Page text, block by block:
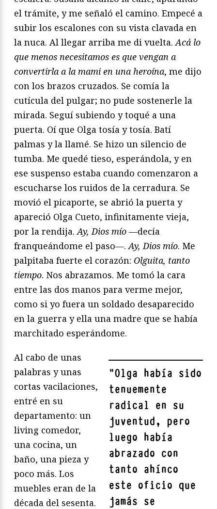
el trámite, y me señaló el camino. Empecé a
subir los escalones con su vista clavada en
la nuca. Al llegar arriba me di vuelta.Acá lo
que menos necesitamos es que vengan a
convertirla a la mami en una heroína, me dijo
con los brazos cruzados. Se comía la
cutícula del pulgar; no pude sostenerle la
mirada. Seguí subiendo y toqué a una
puerta. Oí que Olga tosía y tosía. Batí
palmas y la llamé. Se hizo un silencio de
tumba. Me quedé tieso, esperándola, y en
ese suspenso estaba cuando comenzaron a
escucharse los ruidos de la cerradura. Se
movió el picaporte, se abrió la puerta y
apareció Olga Cueto, infinitamente vieja,
por la rendija.Ay, Dios mío —decía
franqueándome el paso—.Ay, Dios mío. Me
palpitaba fuerte el corazón: Olguita, tanto
tiempo. Nos abrazamos. Me tomó la cara
entre las dos manos para verme mejor,
como si yo fuera un soldado desaparecido
en la guerra y ella una madre que se había
marchitado esperándome.
"Olga había sido
tenuemente
radical en su
juventud, pero
luego había
abrazado con
tanto ahínco
este oficio que
jamás se
Al cabo de unas
palabras y unas
cortas vacilaciones,
entré en su
departamento: un
living comedor,
una cocina, un
baño, una pieza y
poco más. Los
muebles eran de la
década del sesenta.